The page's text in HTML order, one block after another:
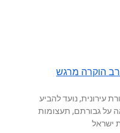
הוקרה מרגש
עירונית, נועד להביע
על גבורתם, תעצומות
ישראל